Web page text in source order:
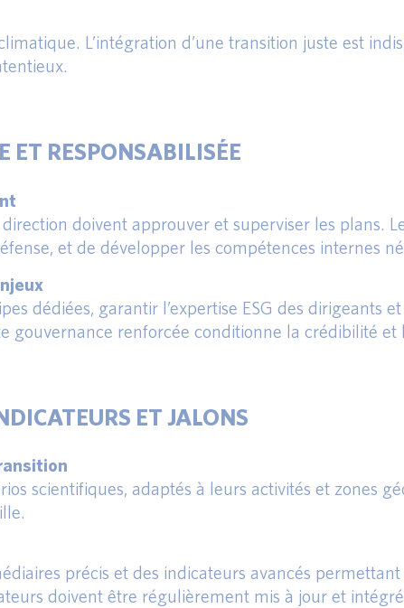
L’intégration d’une transition juste est
ET RESPONSABILISÉE
doivent approuver et superviser les plans.
et de développer les compétences internes
dédiées, garantir l’expertise ESG des dirigeants
renforcée conditionne la crédibilité et
ET JALONS
scientifiques, adaptés à leurs activités et zones
précis et des indicateurs avancés
doivent être régulièrement mis à jour et